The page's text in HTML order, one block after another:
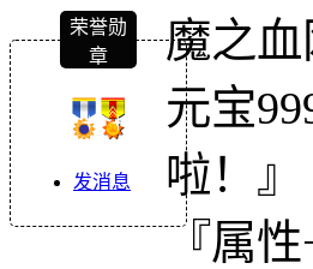
荣誉勋
章
发消息
魔之
元宝
啦！
『属性